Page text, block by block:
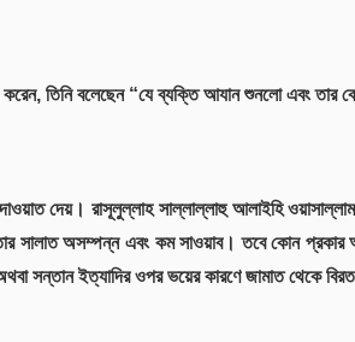
করেন, তিনি বলেছেন “যে ব্যক্তি আযান শুনলো এবং
দেয়। রাসূলুল্লাহ সাল্লাল্লাহু আলাইহি
অসম্পন্ন এবং কম সাওয়াব। তবে কোন প্রকার
সন্তান ইত্যাদির ওপর ভয়ের কারণে জামাত থেকে